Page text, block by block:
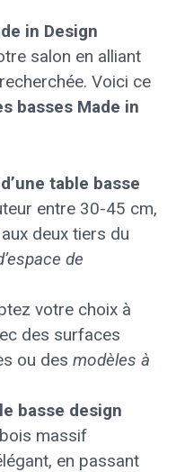
in Design
salon en alliant
Voici ce
basses Made in
table basse
entre 30-45 cm,
deux tiers du
de
votre choix à
des surfaces
ou des modèles à
basse design
massif
en passant